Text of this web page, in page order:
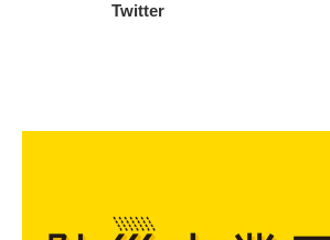
Twitter